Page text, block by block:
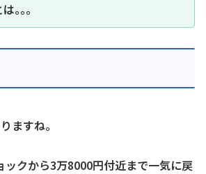
｡｡｡
ますね。
ックから3万8000円付近まで一気に戻